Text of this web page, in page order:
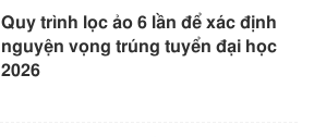
Quy trình lọc ảo 6 lần để xác định
nguyện vọng trúng tuyển đại học
2026